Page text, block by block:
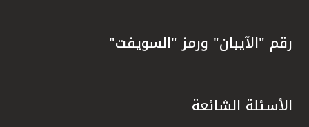
رقم "الآيبان" ورمز "السويفت"
الأسئلة الشائعة